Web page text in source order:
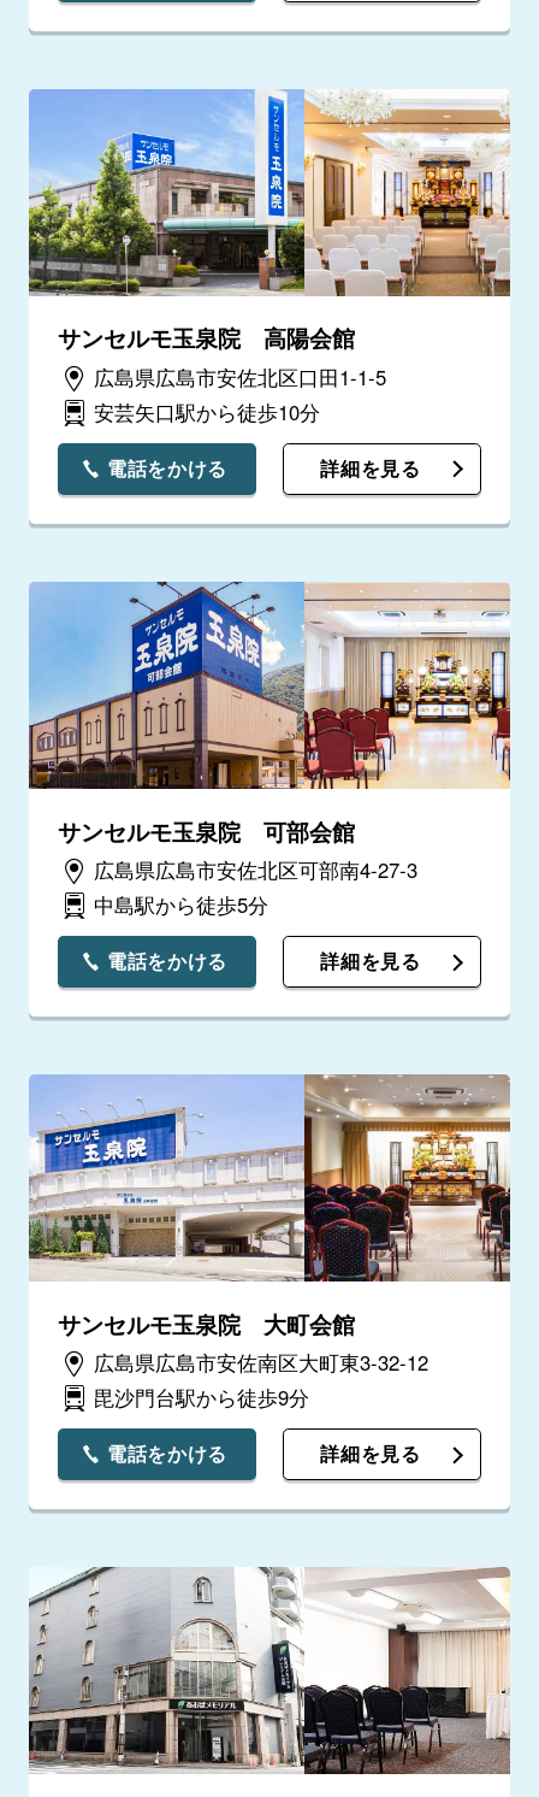
サンセルモ玉泉院 高陽会館
広島県広島市安佐北区口田1-1-5
安芸矢口駅から徒歩10分
電話をかける 詳細を見る
サンセルモ玉泉院 可部会館
広島県広島市安佐北区可部南4-27-3
中島駅から徒歩5分
電話をかける 詳細を見る
サンセルモ玉泉院 大町会館
広島県広島市安佐南区大町東3-32-12
毘沙門台駅から徒歩9分
電話をかける 詳細を見る